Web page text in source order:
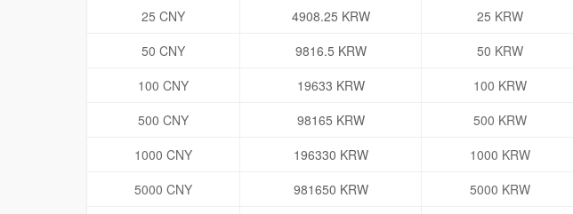
25 CNY
4908.25 KRW 25 KRW
50 CNY
9816.5 KRW 50 KRW
100 CNY
19633 KRW 100 KRW
500 CNY
98165 KRW 500 KRW
1000 CNY
196330 KRW 1000 KRW
5000 CNY
981650 KRW 5000 KRW